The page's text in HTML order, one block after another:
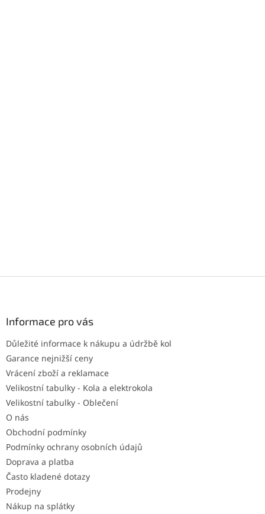
Informace pro vás
Důležité informace k nákupu a údržbě kol
Garance nejnižší ceny
Vrácení zboží a reklamace
Velikostní tabulky - Kola a elektrokola
Velikostní tabulky - Oblečení
O nás
Obchodní podmínky
Podmínky ochrany osobních údajů
Doprava a platba
Často kladené dotazy
Prodejny
Nákup na splátky